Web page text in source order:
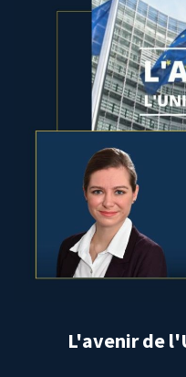
L'avenir de